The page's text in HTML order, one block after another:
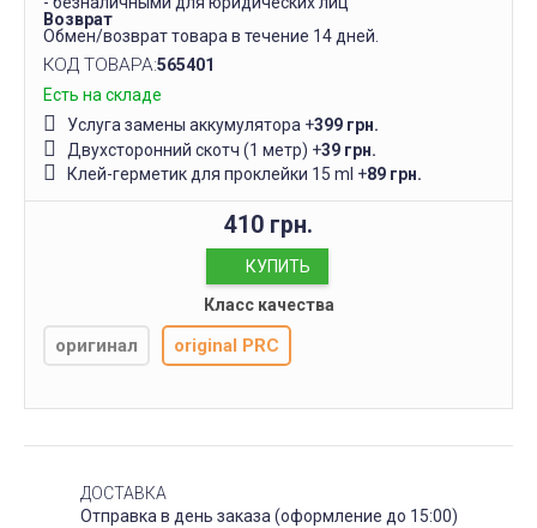
Возврат
Обмен/возврат товара в течение 14 дней.
КОД ТОВАРА:565401
Есть на складе
Услуга замены аккумулятора +399 грн.
Двухсторонний скотч (1 метр) +39 грн.
Клей-герметик для проклейки 15 ml +89 грн.
410 грн.
КУПИТЬ
Класс качества
оригинал original PRC
ДОСТАВКА
Отправка в день заказа (оформление до 15:00)